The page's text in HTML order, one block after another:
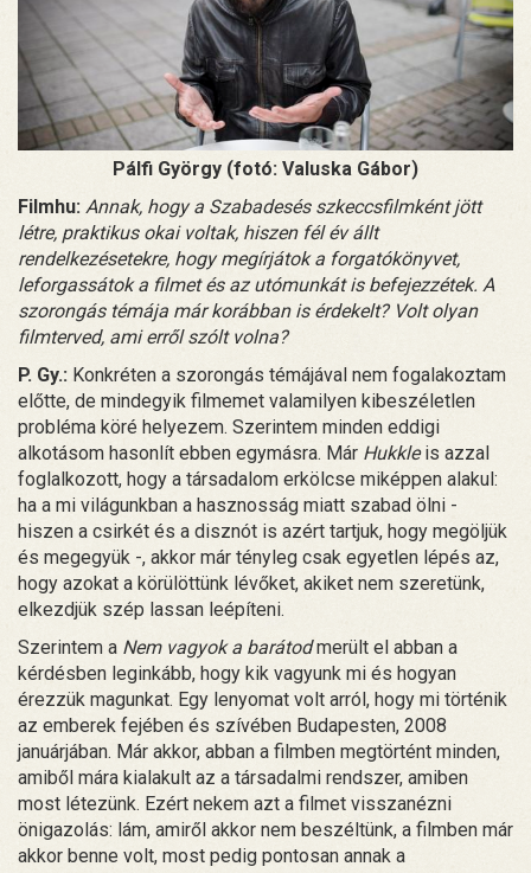
Pálfi György (fotó: Valuska Gábor)
Filmhu: Annak, hogy a Szabadesés szkeccsfilmként jött
létre, praktikus okai voltak, hiszen fél év állt
rendelkezésetekre, hogy megírjátok a forgatókönyvet,
leforgassátok a filmet és az utómunkát is befejezzétek. A
szorongás témája már korábban is érdekelt? Volt olyan
filmterved, ami erről szólt volna?
P. Gy.: Konkréten a szorongás témájával nem fogalakoztam
előtte, de mindegyik filmemet valamilyen kibeszéletlen
probléma köré helyezem. Szerintem minden eddigi
alkotásom hasonlít ebben egymásra. Már Hukkleis azzal
foglalkozott, hogy a társadalom erkölcse miképpen alakul:
ha a mi világunkban a hasznosság miatt szabad ölni -
hiszen a csirkét és a disznót is azért tartjuk, hogy megöljük
és megegyük -, akkor már tényleg csak egyetlen lépés az,
hogy azokat a körülöttünk lévőket, akiket nem szeretünk,
elkezdjük szép lassan leépíteni.
Szerintem a Nem vagyok a barátodmerült el abban a
kérdésben leginkább, hogy kik vagyunk mi és hogyan
érezzük magunkat. Egy lenyomat volt arról, hogy mi történik
az emberek fejében és szívében Budapesten, 2008
januárjában. Már akkor, abban a filmben megtörtént minden,
amiből mára kialakult az a társadalmi rendszer, amiben
most létezünk. Ezért nekem azt a filmet visszanézni
önigazolás: lám, amiről akkor nem beszéltünk, a filmben már
akkor benne volt, most pedig pontosan annak a